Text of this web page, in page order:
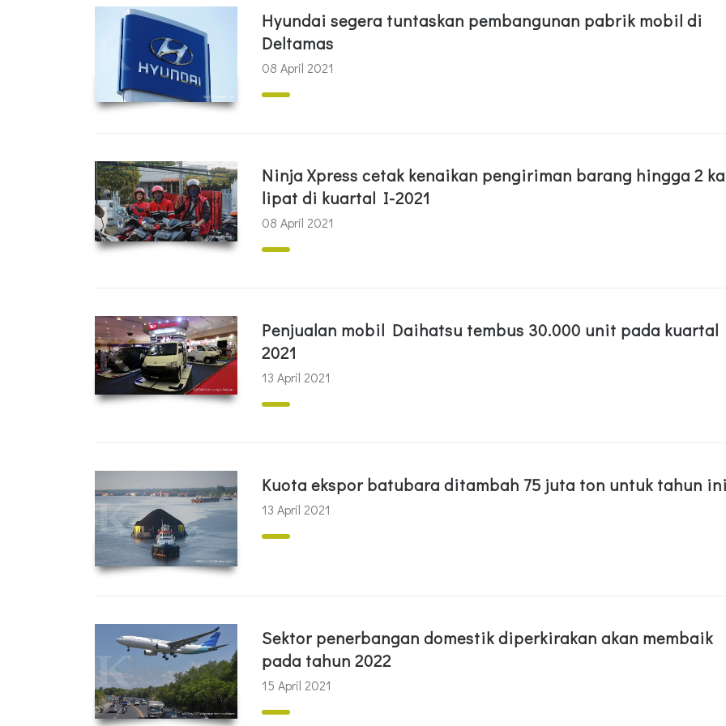
Hyundai segera tuntaskan pembangunan pabrik mobil di
Deltamas
08 April 2021
Ninja Xpress cetak kenaikan pengiriman barang hingga 2
lipat di kuartal I-2021
08 April 2021
Penjualan mobil Daihatsu tembus 30.000 unit pada kuartal
2021
13 April 2021
Kuota ekspor batubara ditambah 75 juta ton untuk tahun
13 April 2021
Sektor penerbangan domestik diperkirakan akan membaik
pada tahun 2022
15 April 2021